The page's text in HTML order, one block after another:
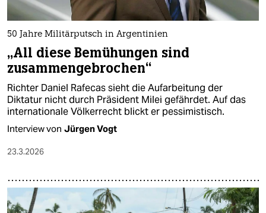
50 Jahre Militärputsch in Argentinien
„All diese Bemühungen sind
zusammengebrochen“
Richter Daniel Rafecas sieht die Aufarbeitung der
Diktatur nicht durch Präsident Milei gefährdet. Auf das
internationale Völkerrecht blickt er pessimistisch.
Interview von Jürgen Vogt
23.3.2026